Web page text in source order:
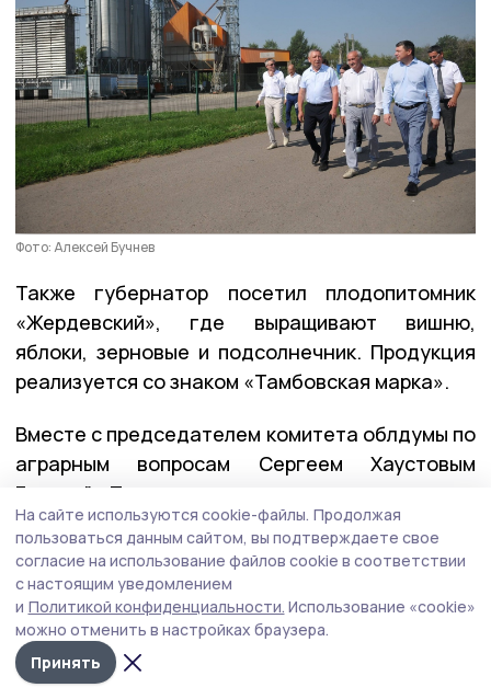
Фото: Алексей Бучнев
Также губернатор посетил плодопитомник
«Жердевский», где выращивают вишню,
яблоки, зерновые и подсолнечник. Продукция
реализуется со знаком «Тамбовская марка».
Вместе с председателем комитета облдумы по
аграрным вопросам Сергеем Хаустовым
Евгений Первышов
социальных объектов, включённых в
Народную программу «Единой России».
В селе Бурнак отремонтирован ДК,
в Жердевской ЦРБ идут масштабные работы
в рамках модернизации первичного звена,
а капремонт школы позволит более 320 детям
На сайте используются cookie-файлы. Продолжая
пользоваться данным сайтом, вы подтверждаете свое
согласие на использование файлов cookie в соответствии
с настоящим уведомлением
и Политикой конфиденциальности. Использование «cookie»
можно отменить в настройках браузера.
Принять